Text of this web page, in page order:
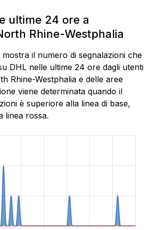
ultime 24 ore a
Rhine-Westphalia
il numero di segnalazioni che
DHL nelle ultime 24 ore dagli utenti
Rhine-Westphalia e delle aree
viene determinata quando il
è superiore alla linea di base,
linea rossa.